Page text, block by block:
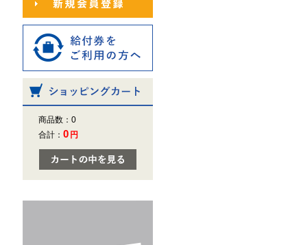
商品数：0
合計： 0 円